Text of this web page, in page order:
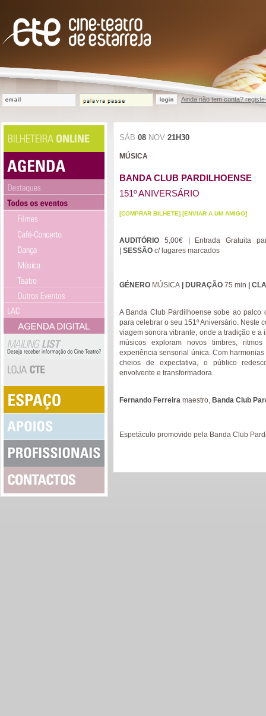
login Ainda não tem conta?
SÁB 08 NOV 21H30
MÚSICA
BANDA CLUB PARDILHOENSE
151º ANIVERSÁRIO
[COMPRAR BILHETE] [ENVIAR A UM AMIGO]
AUDITÓRIO 5,00€ | Entrada Gratuita
SESSÃO c/ lugares marcados
GÉNERO MÚSICA | DURAÇÃO 75 min |
A Banda Club Pardilhoense sobe ao palco
para celebrar o seu 151º Aniversário. Neste
viagem sonora vibrante, onde a tradição e a
músicos exploram novos timbres,
experiência sensorial única. Com
cheios de expectativa, o público
envolvente e transformadora.
Fernando Ferreira maestro, Banda Club
Espetáculo promovido pela Banda Club